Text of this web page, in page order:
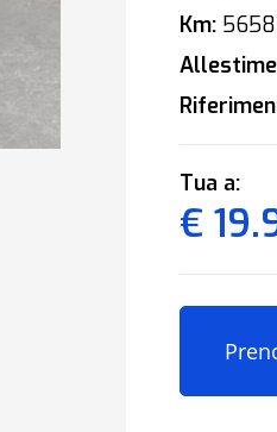
Km:
Tua a:
€